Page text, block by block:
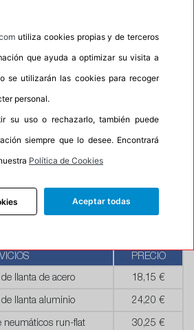
Le recordamos que nuestros
como dirección entrega esta
el servicio de montaje de sus
contrario su pedido no podrá
PRECIO
llanta de acero 18,15 €
llanta aluminio 24,20 €
neumáticos run-flat 30,25 €
utiliza cookies propias y de terceros
que ayuda a optimizar su visita a
se utilizarán las cookies para recoger
personal.
su uso o rechazarlo, también puede
siempre que lo desee. Encontrará
Política de Cookies
Aceptar todas